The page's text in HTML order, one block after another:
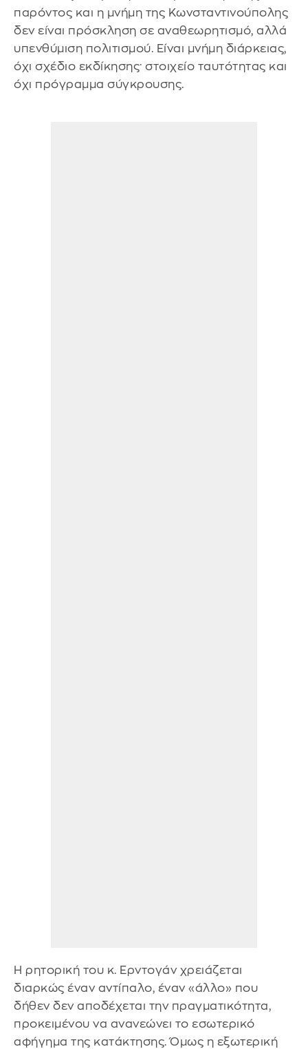
παρόντος και η μνήμη της Κωνσταντινούπολης
δεν είναι πρόσκληση σε αναθεωρητισμό, αλλά
υπενθύμιση πολιτισμού. Είναι μνήμη διάρκειας,
όχι σχέδιο εκδίκησης· στοιχείο ταυτότητας και
όχι πρόγραμμα σύγκρουσης.
Η ρητορική του κ. Ερντογάν χρειάζεται
διαρκώς έναν αντίπαλο, έναν «άλλο» που
δήθεν δεν αποδέχεται την πραγματικότητα,
προκειμένου να ανανεώνει το εσωτερικό
αφήγημα της κατάκτησης. Όμως η εξωτερική